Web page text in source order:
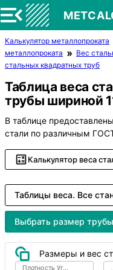
Калькулятор металлопроката
металлопроката
Вес
стальных квадратных труб
Таблица веса
трубы шириной
В таблице
стали по различным
Калькулятор веса
Таблицы веса. Все
Выбрать размер трубы
Размеры и вес
Плотность Углеродистая сталь